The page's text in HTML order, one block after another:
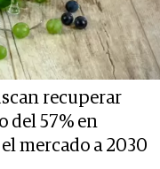
recuperar
del 57% en
mercado a 2030